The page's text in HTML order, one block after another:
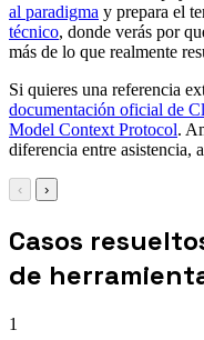
al paradigma y prepara el
técnico, donde verás por
más de lo que realmente
Si quieres una referencia
documentación oficial de
Model Context Protocol.
diferencia entre asistencia,
‹ ›
Casos
de
1